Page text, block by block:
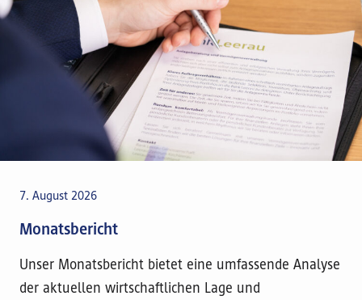
7. August 2026
Monatsbericht
Unser Monatsbericht bietet eine umfassende Analyse
der aktuellen wirtschaftlichen Lage und